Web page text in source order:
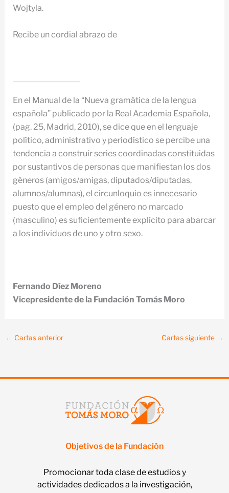
Wojtyla.
Recibe un cordial abrazo de
En el Manual de la “Nueva gramática de la lengua
española” publicado por la Real Academia Española,
(pag. 25, Madrid, 2010), se dice que en el lenguaje
político, administrativo y periodístico se percibe una
tendencia a construir series coordinadas constituidas
por sustantivos de personas que manifiestan los dos
géneros (amigos/amigas, diputados/diputadas,
alumnos/alumnas), el circunloquio es innecesario
puesto que el empleo del género no marcado
(masculino) es suficientemente explícito para abarcar
a los individuos de uno y otro sexo.
Fernando Díez Moreno
Vicepresidente de la Fundación Tomás Moro
← Cartas anterior Cartas siguiente →
Objetivos de la Fundación
Promocionar toda clase de estudios y
actividades dedicados a la investigación,